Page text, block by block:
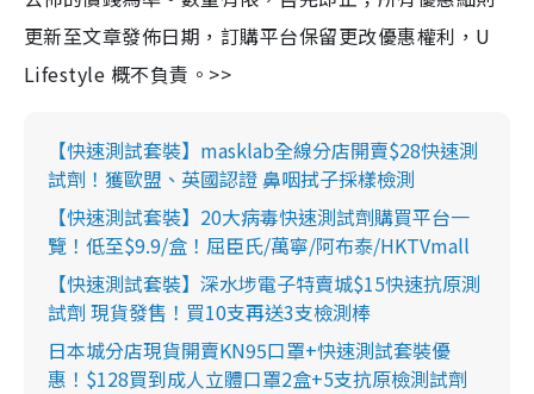
更新至文章發佈日期，訂購平台保留更改優惠權利，U
Lifestyle 概不負責。>>
【快速測試套裝】masklab全線分店開賣$28快速測
試劑！獲歐盟、英國認證 鼻咽拭子採樣檢測
【快速測試套裝】20大病毒快速測試劑購買平台一
覽！低至$9.9/盒！屈臣氏/萬寧/阿布泰/HKTVmall
【快速測試套裝】深水埗電子特賣城$15快速抗原測
試劑 現貨發售！買10支再送3支檢測棒
日本城分店現貨開賣KN95口罩+快速測試套裝優
惠！$128買到成人立體口罩2盒+5支抗原檢測試劑